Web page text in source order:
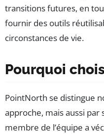
transitions futures, en
fournir des outils
circonstances de vie.
Pourquoi
PointNorth se distingue
approche, mais aussi par
membre de l’équipe a